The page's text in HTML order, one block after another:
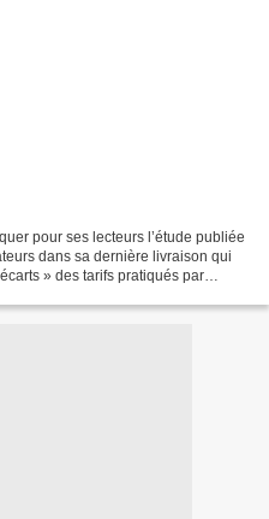
pour ses lecteurs l’étude publiée
dans sa dernière livraison qui
» des tarifs pratiqués par